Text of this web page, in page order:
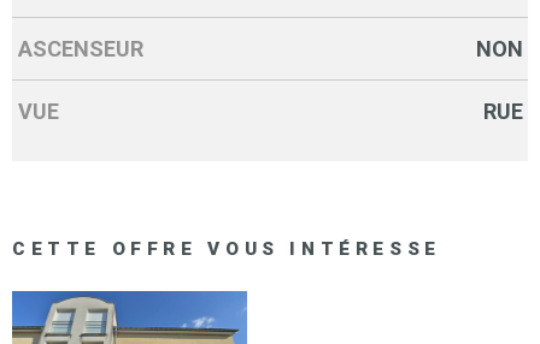
ASCENSEUR NON
VUE RUE
CETTE OFFRE VOUS INTÉRESSE